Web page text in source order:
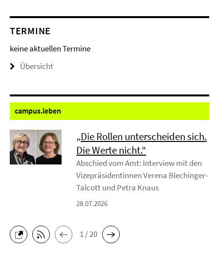
TERMINE
keine aktuellen Termine
Übersicht
campus.leben
„Die Rollen unterscheiden sich.
Die Werte nicht.“
Abschied vom Amt: Interview mit den
Vizepräsidentinnen Verena Blechinger-
Talcott und Petra Knaus
28.07.2026
1 / 20